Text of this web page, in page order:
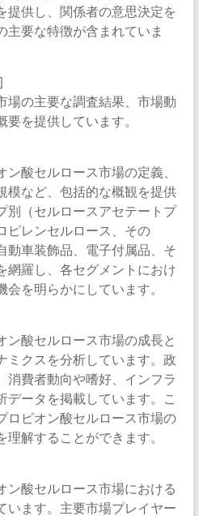
提供し、関係者の意思決定を
主要な特徴が含まれていま
場の主要な調査結果、市場動
を提供しています。
酸セルロース市場の定義、
模など、包括的な概観を提供
別（セルロースアセテートプ
ピレンセルロース、その
動車装飾品、電子付属品、そ
網羅し、各セグメントにおけ
を明らかにしています。
ン酸セルロース市場の成長と
ミクスを分析しています。政
消費者動向や嗜好、インフラ
データを掲載しています。こ
ロピオン酸セルロース市場の
解することができます。
ン酸セルロース市場における
います。主要市場プレイヤー